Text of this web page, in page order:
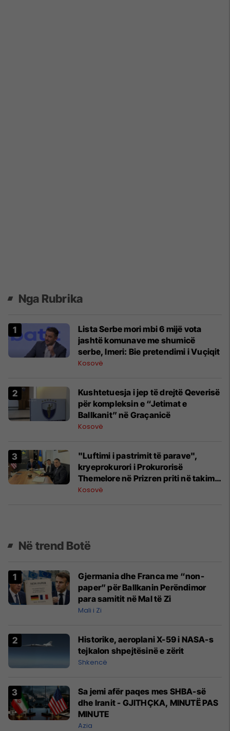
Nga Rubrika
Lista Serbe mori mbi 6 mijë vota
jashtë komunave me shumicë
serbe, Imeri: Bie pretendimi i Vuçiqit
Kosovë
Kushtetuesja i jep të drejtë Qeverisë
për kompleksin e “Jetimat e
Ballkanit” në Graçanicë
Kosovë
"Luftimi i pastrimit të parave",
kryeprokurori i Prokurorisë
Themelore në Prizren priti në takim
pune përfaqësuesit e Departamentit
Kosovë
Në trend Botë
Gjermania dhe Franca me “non-
paper” për Ballkanin Perëndimor
para samitit në Mal të Zi
Mali i Zi
Historike, aeroplani X-59 i NASA-s
tejkalon shpejtësinë e zërit
Shkencë
Sa jemi afër paqes mes SHBA-së
dhe Iranit - GJITHÇKA, MINUTË PAS
MINUTE
Azia